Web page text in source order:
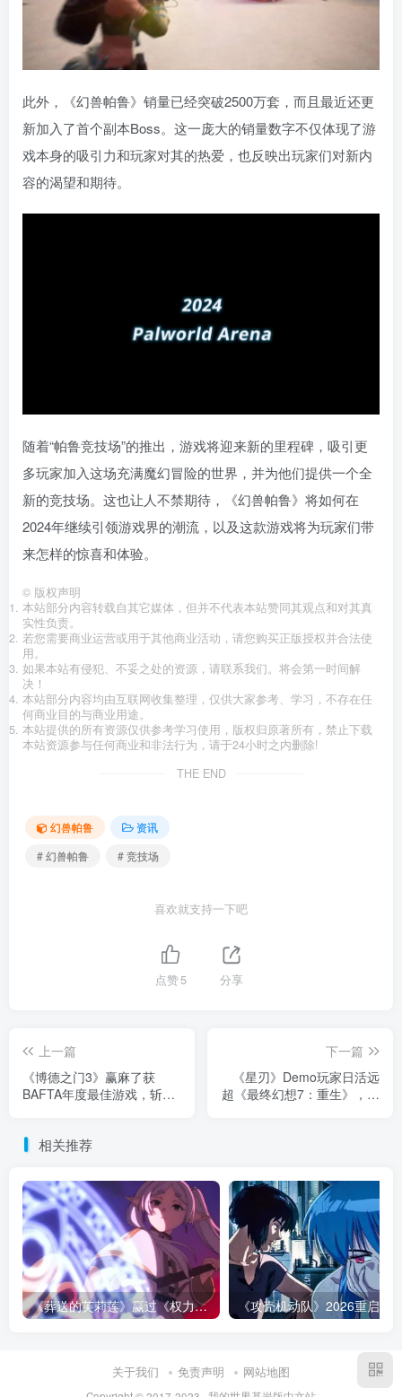
此外，《幻兽帕鲁》销量已经突破2500万套，而且最近还更
新加入了首个副本Boss。这一庞大的销量数字不仅体现了游
戏本身的吸引力和玩家对其的热爱，也反映出玩家们对新内
容的渴望和期待。
随着“帕鲁竞技场”的推出，游戏将迎来新的里程碑，吸引更
多玩家加入这场充满魔幻冒险的世界，并为他们提供一个全
新的竞技场。这也让人不禁期待，《幻兽帕鲁》将如何在
2024年继续引领游戏界的潮流，以及这款游戏将为玩家们带
来怎样的惊喜和体验。
© 版权声明
本站部分内容转载自其它媒体，但并不代表本站赞同其观点和对其真
实性负责。
若您需要商业运营或用于其他商业活动，请您购买正版授权并合法使
用。
如果本站有侵犯、不妥之处的资源，请联系我们。将会第一时间解
决！
本站部分内容均由互联网收集整理，仅供大家参考、学习，不存在任
何商业目的与商业用途。
本站提供的所有资源仅供参考学习使用，版权归原著所有，禁止下载
本站资源参与任何商业和非法行为，请于24小时之内删除!
THE END
幻兽帕鲁
资讯
# 幻兽帕鲁
# 竞技场
喜欢就支持一下吧
点赞5 分享
上一篇
《博德之门3》赢麻了获
BAFTA年度最佳游戏，斩获
下一篇
《星刃》Demo玩家日活远
超《最终幻想7：重生》，峰
相关推荐
《葬送的芙莉莲》赢过《权力的游戏》的地方，不是魔法更多！而是从不糊弄代价！
关于我们 免责声明 网站地图